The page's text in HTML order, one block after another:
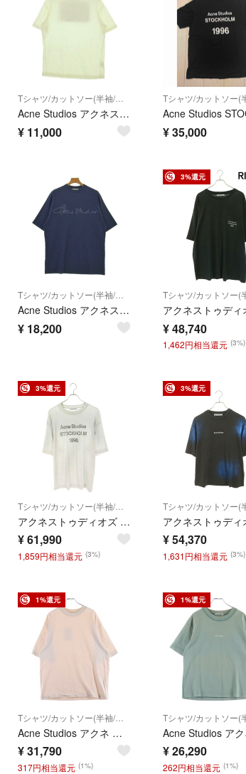
Tシャツ/カットソー(半袖/袖なし)
Acne Studios アクネストゥディオズ Tシャツ・カットソー M 白 【古着】【中古】【送料無料】
¥ 11,000 ¥35,000
Tシャツ/カットソー(半袖/袖なし)
Acne Studios アクネストゥディオズ Tシャツ・カットソー XS 紺 【古着】【中古】【送料無料】
¥ 18,200
3%還元
¥48,740
1,462円相当還元 (3%)
3%還元
Tシャツ/カットソー(半袖/袖なし)
アクネストゥディオズ FN-UX-TSHI-000017 ロゴプリントリラックスフィットヴィンテージ加工Tシャツ メンズ M
¥61,990
1,859円相当還元 (3%)
3%還元
¥54,370
1,631円相当還元 (3%)
1%還元
Tシャツ/カットソー(半袖/袖なし)
Acne Studios アクネ ストゥディオズ Rubber T-Shirt フェード加工 ラバーロゴ 半袖Tシャツ ピンク FN-UX-TSHI000018
¥31,790
317円相当還元 (1%)
1%還元
¥26,290
262円相当還元 (1%)